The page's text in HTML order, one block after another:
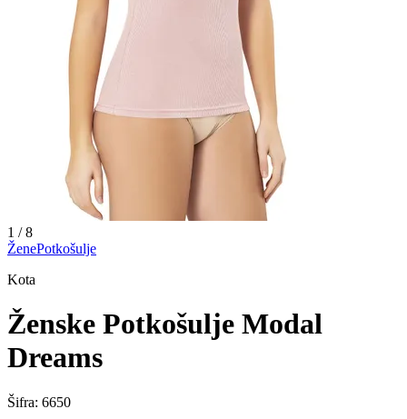
1 /8
ŽenePotkošulje
Kota
Ženske Potkošulje Modal
Dreams
Šifra: 6650